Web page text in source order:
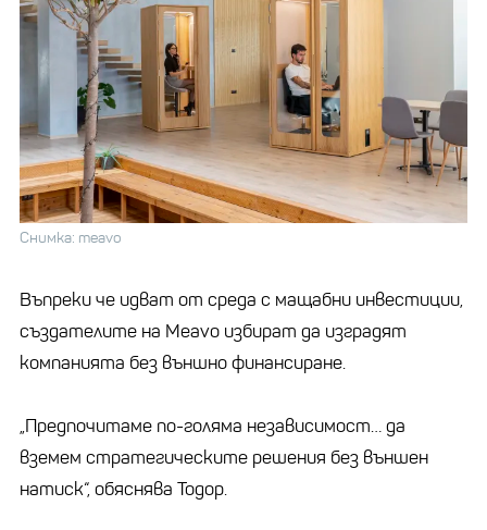
Снимка: meavo
Въпреки че идват от среда с мащабни инвестиции,
създателите на Meavo избират да изградят
компанията без външно финансиране.
„Предпочитаме по-голяма независимост… да
вземем стратегическите решения без външен
натиск“, обяснява Тодор.